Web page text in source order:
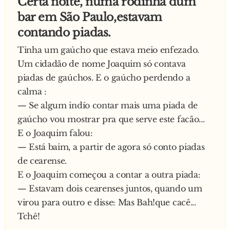
Diante de pedido tão simples, o chefe
imediatamente entrega o garfo ao português. O
nosso amigo de além mar, espetando o garfo
em todo o seu corpo, gritava:
— Índios filhos da p**..., vão fazer canoa de
mim lá na p**... que o pariu!
pulou para saciar sua fome. Pulou em cima do
gago que ja estava todo cagado e, por azar, a
fera caiu em cima da faca que estava na mão do
gago e morreu na hora. Ficou lá jogado no chão
e o gago segurando a faca todo cagado, mas
vivo... Escureceu e a expedição volta para o
acampamento muito encaralhados porque eles
não conseguiram pegar nem sapo. Quando
chegam na entrada do acampamento, lá esta o
gago com a maior pose segurando a faca e com
o pé no defunto do tigre. Vendo tal facanha, os
cacadores comecaram a festejar e foram
abracar o gago. O gago começa a falar bem alto:
— Hip... Hip... Hip... O pessoal, naquele
alvoroço, ouvindo o que o gago falava, pegou
ele e começou a jogá-lo pra cima, dizendo:
bar em São Paulo,estavam
contando piadas.
Tinha um gaúcho que estava meio enfezado.
Um cidadão de nome Joaquim só contava
piadas de gaúchos. E o gaúcho perdendo a
calma :
— Se algum indío contar mais uma piada de
gaúcho vou mostrar pra que serve este facão...
E o Joaquim falou:
— Está baim, a partir de agora só conto piadas
de cearense.
E o Joaquim começou a contar a outra piada:
— Estavam dois cearenses juntos, quando um
virou para outro e disse: Mas Bah!que cacê...
Tchê!